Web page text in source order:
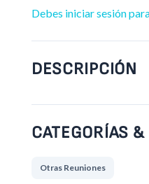
Debes iniciar sesión
DESCRIPCIÓN
CATEGORÍAS
Otras Reuniones